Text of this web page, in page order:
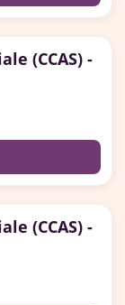
(CCAS) -
(CCAS) -